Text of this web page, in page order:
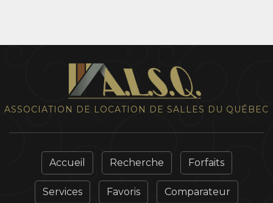
ASSOCIATION DE LOCATION DE SALLES DU QUÉBEC
Accueil Recherche Forfaits
Services Favoris Comparateur